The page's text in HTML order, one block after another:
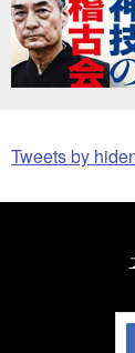
Tweets by